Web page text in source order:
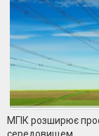
МГІК розширює